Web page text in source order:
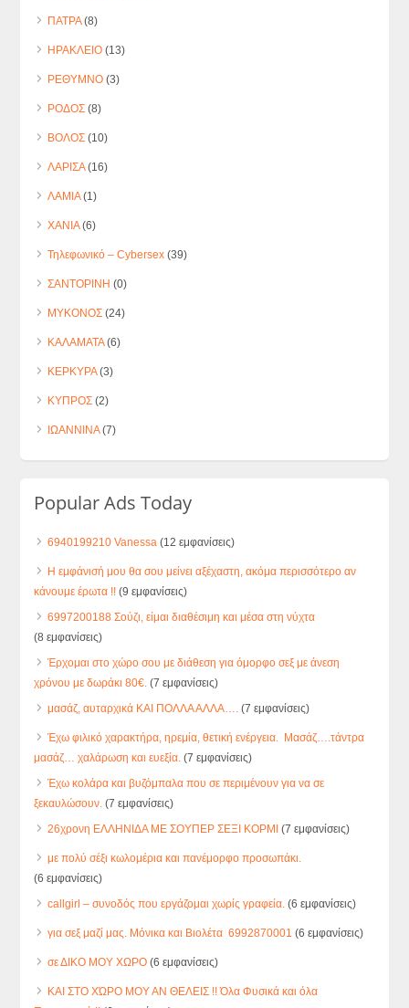
ΠΑΤΡΑ(8)
ΗΡΑΚΛΕΙΟ (13)
ΡΕΘΥΜΝΟ (3)
ΡΟΔΟΣ (8)
ΒΟΛΟΣ (10)
ΛΑΡΙΣΑ(16)
ΛΑΜΙΑ(1)
ΧΑΝΙΑ(6)
Τηλεφωνικό – Cybersex (39)
ΣΑΝΤΟΡΙΝΗ (0)
ΜΥΚΟΝΟΣ (24)
ΚΑΛΑΜΑΤΑ(6)
ΚΕΡΚΥΡΑ(3)
ΚΥΠΡΟΣ (2)
ΙΩΑΝΝΙΝΑ(7)
Popular Ads Today
6940199210 Vanessa (12 εμφανίσεις)
Η εμφάνισή μου θα σου μείνει αξέχαστη, ακόμα περισσότερο αν
κάνουμε έρωτα !! (9 εμφανίσεις)
6997200188 Σούζι, είμαι διαθέσιμη και μέσα στη νύχτα
(8 εμφανίσεις)
Έρχομαι στο χώρο σου με διάθεση για όμορφο σεξ με άνεση
χρόνου με δωράκι 80€. (7 εμφανίσεις)
μασάζ, αυταρχικά ΚΑΙ ΠΟΛΛΑ ΑΛΛΑ…. (7 εμφανίσεις)
Έχω φιλικό χαρακτήρα, ηρεμία, θετική ενέργεια. Μασάζ….τάντρα
μασάζ… χαλάρωση και ευεξία. (7 εμφανίσεις)
Έχω κολάρα και βυζόμπαλα που σε περιμένουν για να σε
ξεκαυλώσουν. (7 εμφανίσεις)
26χρονη ΕΛΛΗΝΙΔΑ ΜΕ ΣΟΥΠΕΡ ΣΕΞΙ ΚΟΡΜΙ (7 εμφανίσεις)
με πολύ σέξι κωλομέρια και πανέμορφο προσωπάκι.
(6 εμφανίσεις)
callgirl – συνοδός που εργάζομαι χωρίς γραφεία. (6 εμφανίσεις)
για σεξ μαζί μας. Μόνικα και Βιολέτα 6992870001 (6 εμφανίσεις)
σε ΔΙΚΟ ΜΟΥ ΧΩΡΟ (6 εμφανίσεις)
ΚΑΙ ΣΤΟ ΧΏΡΟ ΜΟΥ ΑΝ ΘΕΛΕΙΣ !! Όλα Φυσικά και όλα